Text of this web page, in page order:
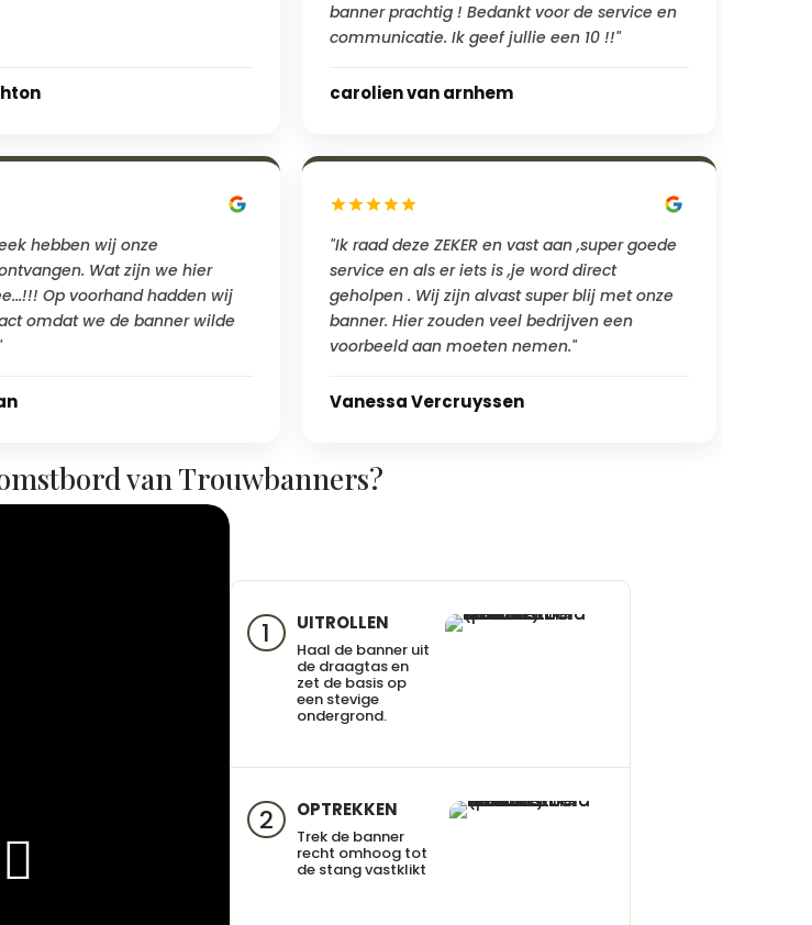
banner prachtig ! Bedankt voor de service en
communicatie. Ik geef jullie een 10 !!"
carolien van arnhem
hebben wij onze
Wat zijn we hier
Op voorhand hadden wij
omdat we de banner wilde
"Ik raad deze ZEKER en vast aan ,super goede
service en als er iets is ,je word direct
geholpen . Wij zijn alvast super blij met onze
banner. Hier zouden veel bedrijven een
voorbeeld aan moeten nemen."
Vanessa Vercruyssen
van Trouwbanners?
1 UITROLLEN
Haal de banner uit
de draagtas en
zet de basis op
een stevige
ondergrond.
2 OPTREKKEN
Trek de banner
recht omhoog tot
de stang vastklikt